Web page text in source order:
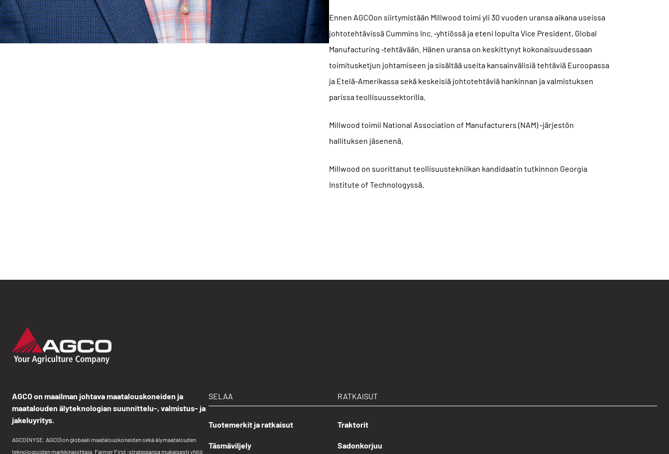
Ennen AGCOon siirtymistään Millwood toimi yli 30 vuoden uransa aikana useissa
johtotehtävissä Cummins Inc. ‑yhtiössä ja eteni lopulta Vice President, Global
Manufacturing ‑tehtävään. Hänen uransa on keskittynyt kokonaisuudessaan
toimitusketjun johtamiseen ja sisältää useita kansainvälisiä tehtäviä Euroopassa
ja Etelä-Amerikassa sekä keskeisiä johtotehtäviä hankinnan ja valmistuksen
parissa teollisuussektorilla.
Millwood toimii National Association of Manufacturers (NAM) -järjestön
hallituksen jäsenenä.
Millwood on suorittanut teollisuustekniikan kandidaatin tutkinnon Georgia
Institute of Technologyssä.
AGCO on maailman johtava maatalouskoneiden ja
maatalouden älyteknologian suunnittelu-, valmistus- ja
jakeluyritys.
AGCO (NYSE: AGCO) on globaali maatalouskoneiden sekä älymaatalouden
teknologioiden markkinajohtaja. Farmer First ‑strategiansa mukaisesti yhtiö
SELAA
Tuotemerkit ja ratkaisut
Täsmäviljely
RATKAISUT
Traktorit
Sadonkorjuu